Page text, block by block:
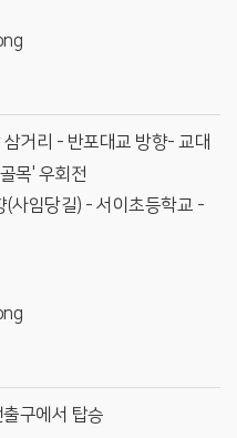
거리 - 반포대교 방향- 교대
목' 우회전
사임당길) - 서이초등학교 -
구에서 탑승